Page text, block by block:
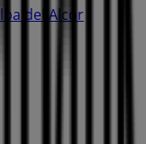
del Alcor